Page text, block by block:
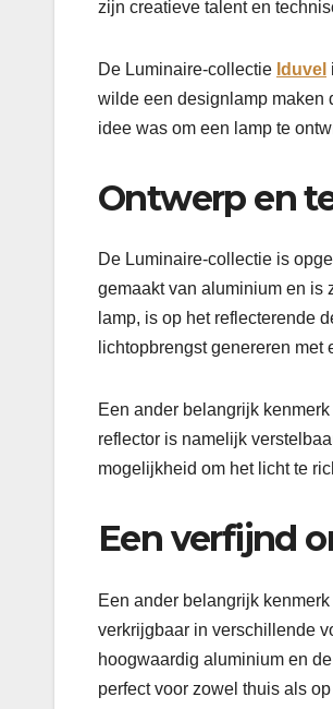
zijn creatieve talent en
De Luminaire-collectie Iduvel
wilde een designlamp maken
idee was om een lamp te
Ontwerp en
De Luminaire-collectie is
gemaakt van aluminium en is
lamp, is op het reflecterende
lichtopbrengst genereren
Een ander belangrijk
reflector is namelijk
mogelijkheid om het licht te
Een verfijnd
Een ander belangrijk
verkrijgbaar in verschillende
hoogwaardig aluminium en
perfect voor zowel thuis als op